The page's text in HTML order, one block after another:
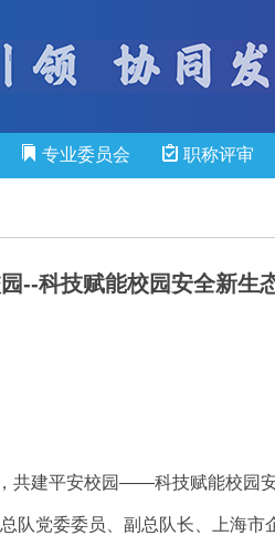
专业委员会 职称评审
--科技赋能校园安全新生
建平安校园——科技赋能校园
党委委员、副总队长、上海